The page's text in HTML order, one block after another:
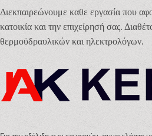
Διεκπαιρεώνουμε καθε εργασία που
κατοικία και την επιχείρησή σας.
θερμοϋδραυλικών και ηλεκτρολόγων.